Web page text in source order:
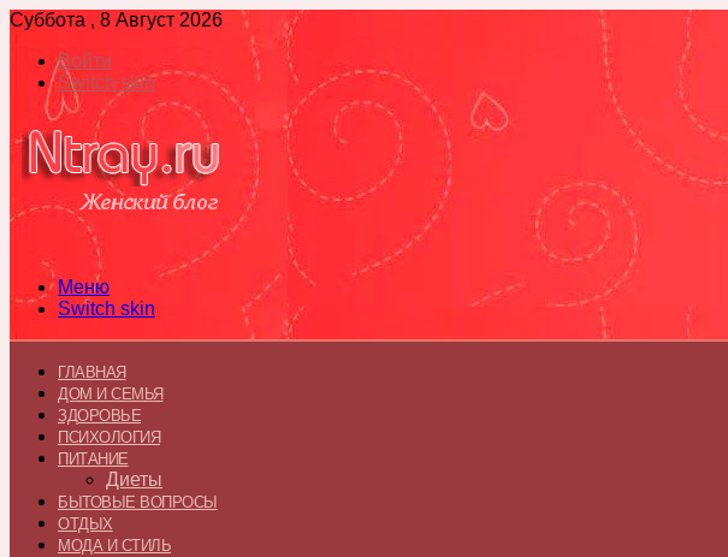
Суббота , 8 Август 2026
Войти
Switch skin
Меню
Switch skin
ГЛАВНАЯ
ДОМ И СЕМЬЯ
ЗДОРОВЬЕ
ПСИХОЛОГИЯ
ПИТАНИЕ
Диеты
БЫТОВЫЕ ВОПРОСЫ
ОТДЫХ
МОДА И СТИЛЬ